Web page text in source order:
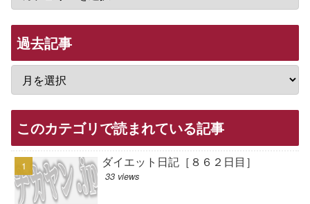
過去記事
このカテゴリで読まれている記事
ダイエット日記［８６２日目］
33 views